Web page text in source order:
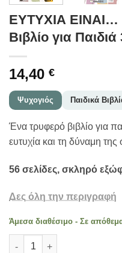
ΕΥΤΥΧΙΑ ΕΙΝΑΙ…
Βιβλίο για Παιδιά
14,40 €
Ψυχογιός Παιδικά
Ένα τρυφερό βιβλίο για
ευτυχία και τη δύναμη
56 σελίδες, σκληρό
Δες όλη την περιγραφή
Άμεσα διαθέσιμο - Σε
ΕΥΤΥΧΙΑ ΕΙΝΑΙ… |